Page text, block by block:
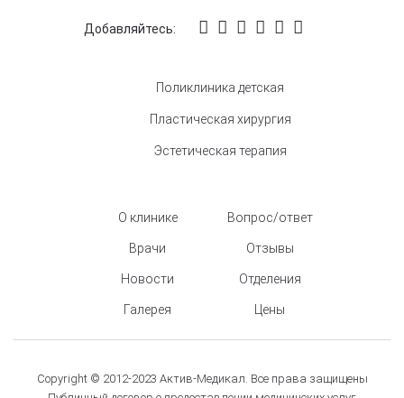
Добавляйтесь:
Поликлиника детская
Пластическая хирургия
Эстетическая терапия
О клинике
Врачи
Новости
Галерея
Вопрос/ответ
Отзывы
Отделения
Цены
Copyright © 2012-2023 Актив-Медикал. Все права защищены